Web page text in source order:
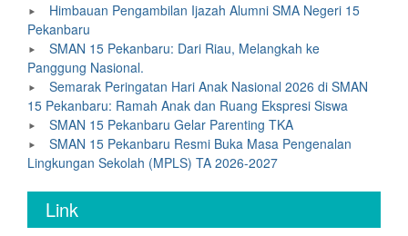
Himbauan Pengambilan Ijazah Alumni SMA Negeri 15
Pekanbaru
SMAN 15 Pekanbaru: Dari Riau, Melangkah ke
Panggung Nasional.
Semarak Peringatan Hari Anak Nasional 2026 di SMAN
15 Pekanbaru: Ramah Anak dan Ruang Ekspresi Siswa
SMAN 15 Pekanbaru Gelar Parenting TKA
SMAN 15 Pekanbaru Resmi Buka Masa Pengenalan
Lingkungan Sekolah (MPLS) TA 2026-2027
Link